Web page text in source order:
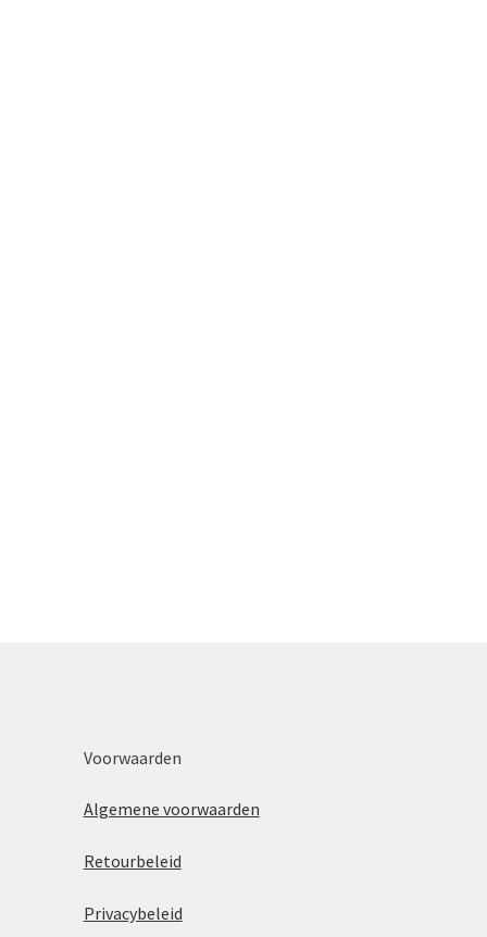
Voorwaarden
Algemene voorwaarden
Retourbeleid
Privacybeleid